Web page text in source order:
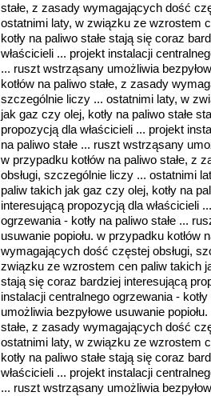
stałe, z zasady wymagających dość
ostatnimi laty, w związku ze wzrostem
kotły na paliwo stałe stają się coraz
właścicieli ... projekt instalacji
... ruszt wstrząsany umożliwia
kotłów na paliwo stałe, z zasady
szczególnie liczy ... ostatnimi laty, w
jak gaz czy olej, kotły na paliwo stałe
propozycją dla właścicieli ... projekt
na paliwo stałe ... ruszt wstrząsany
w przypadku kotłów na paliwo stałe, z
obsługi, szczególnie liczy ... ostatnimi
paliw takich jak gaz czy olej, kotły na
interesującą propozycją dla właścicieli
ogrzewania - kotły na paliwo stałe ...
usuwanie popiołu. w przypadku kotłów
wymagających dość częstej obsługi,
związku ze wzrostem cen paliw takich
stają się coraz bardziej interesującą
instalacji centralnego ogrzewania -
umożliwia bezpyłowe usuwanie
stałe, z zasady wymagających dość
ostatnimi laty, w związku ze wzrostem
kotły na paliwo stałe stają się coraz
właścicieli ... projekt instalacji
... ruszt wstrząsany umożliwia